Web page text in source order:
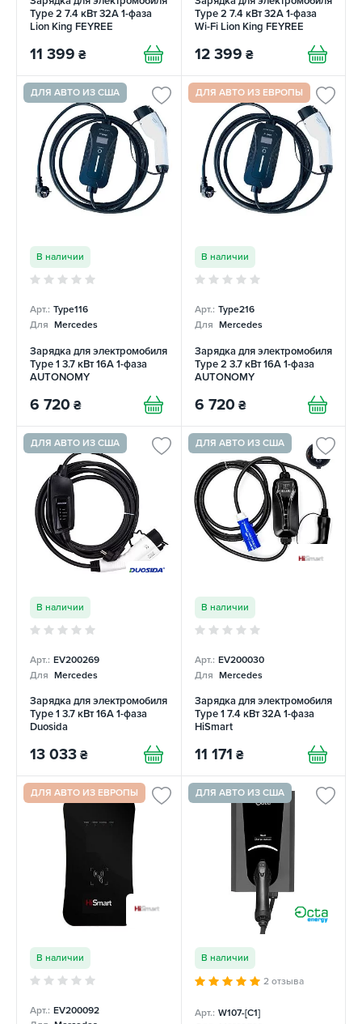
Type 2 7.4 кВт 32А 1-фаза
Lion King FEYREE
11 399 ₴
Type 2 7.4 кВт 32А 1-фаза
Wi-Fi Lion King FEYREE
12 399 ₴
ДЛЯ АВТО ИЗ США
В наличии
Арт.: Type116
Для Mercedes
Зарядка для электромобиля
Type 1 3.7 кВт 16А 1-фаза
AUTONOMY
6 720 ₴
ДЛЯ АВТО ИЗ ЕВРОПЫ
В наличии
Арт.: Type216
Для Mercedes
Зарядка для электромобиля
Type 2 3.7 кВт 16А 1-фаза
AUTONOMY
6 720 ₴
ДЛЯ АВТО ИЗ США
В наличии
Арт.: EV200269
Для Mercedes
Зарядка для электромобиля
Type 1 3.7 кВт 16А 1-фаза
Duosida
13 033 ₴
ДЛЯ АВТО ИЗ США
В наличии
Арт.: EV200030
Для Mercedes
Зарядка для электромобиля
Type 1 7.4 кВт 32A 1-фаза
HiSmart
11 171 ₴
ДЛЯ АВТО ИЗ ЕВРОПЫ
В наличии
Арт.: EV200092
ДЛЯ АВТО ИЗ США
В наличии
2 отзыва
Арт.: W107-[C1]